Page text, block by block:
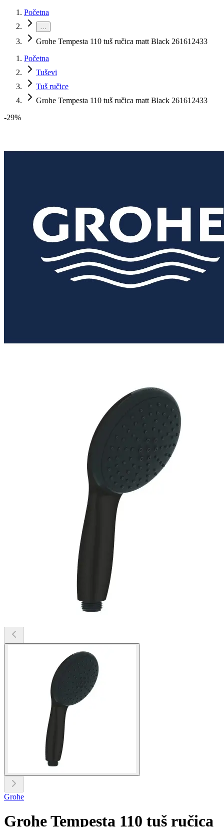
Početna
…
Grohe Tempesta 110 tuš ručica matt Black 261612433
Početna
Tuševi
Tuš ručice
Grohe Tempesta 110 tuš ručica matt Black 261612433
-29%
Grohe
Grohe Tempesta 110 tuš ručica